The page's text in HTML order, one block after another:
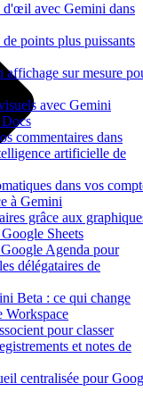
d'œil avec Gemini dans
points plus puissants
sur mesure
avec Gemini
commentaires dans
artificielle de
dans vos
à Gemini
grâce aux
Sheets
Agenda pour
délégataires de
Beta : ce qui change
Workspace
pour classer
et notes de
centralisée pour